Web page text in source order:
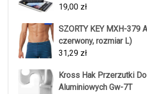
19,00 zł
SZORTY KEY MXH-379
czerwony, rozmiar L)
31,29 zł
Kross Hak Przerzutki
Aluminiowych Gw-7T